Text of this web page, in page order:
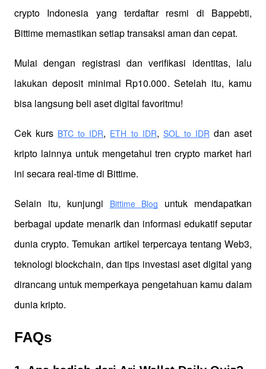
crypto Indonesia yang terdaftar resmi di Bappebti,
Bittime memastikan setiap transaksi aman dan cepat.
Mulai dengan registrasi dan verifikasi identitas, lalu
lakukan deposit minimal Rp10.000. Setelah itu, kamu
bisa langsung beli aset digital favoritmu!
Cek kurs BTC to IDR, ETH to IDR, SOL to IDR dan aset
kripto lainnya untuk mengetahui tren crypto market hari
ini secara real-time di Bittime.
Selain itu, kunjungi Bittime Blog
untuk mendapatkan
berbagai update menarik dan informasi edukatif seputar
dunia crypto. Temukan artikel terpercaya tentang Web3,
teknologi blockchain, dan tips investasi aset digital yang
dirancang untuk memperkaya pengetahuan kamu dalam
dunia kripto.
FAQs